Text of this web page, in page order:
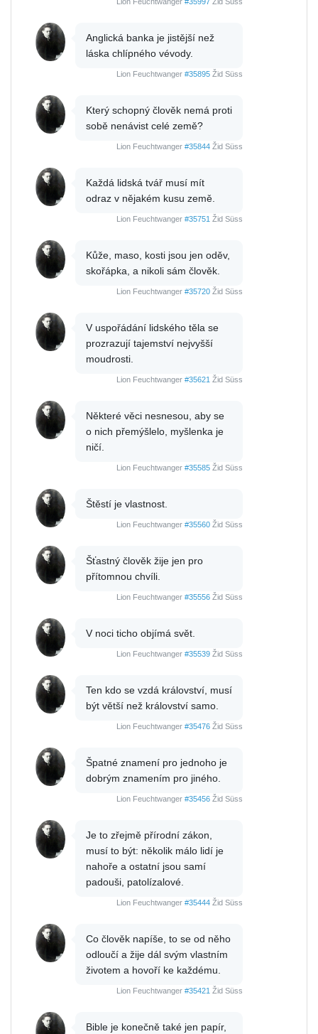
Anglická banka je jistější než
láska chlípného vévody.
Lion Feuchtwanger #35895 Žid Süss
Který schopný člověk nemá proti
sobě nenávist celé země?
Lion Feuchtwanger #35844 Žid Süss
Každá lidská tvář musí mít
odraz v nějakém kusu země.
Lion Feuchtwanger #35751 Žid Süss
Kůže, maso, kosti jsou jen oděv,
skořápka, a nikoli sám člověk.
Lion Feuchtwanger #35720 Žid Süss
V uspořádání lidského těla se
prozrazují tajemství nejvyšší
moudrosti.
Lion Feuchtwanger #35621 Žid Süss
Některé věci nesnesou, aby se
o nich přemýšlelo, myšlenka je
ničí.
Lion Feuchtwanger #35585 Žid Süss
Štěstí je vlastnost.
Lion Feuchtwanger #35560 Žid Süss
Šťastný člověk žije jen pro
přítomnou chvíli.
Lion Feuchtwanger #35556 Žid Süss
V noci ticho objímá svět.
Lion Feuchtwanger #35539 Žid Süss
Ten kdo se vzdá království, musí
být větší než království samo.
Lion Feuchtwanger #35476 Žid Süss
Špatné znamení pro jednoho je
dobrým znamením pro jiného.
Lion Feuchtwanger #35456 Žid Süss
Je to zřejmě přírodní zákon,
musí to být: několik málo lidí je
nahoře a ostatní jsou samí
padouši, patolízalové.
Lion Feuchtwanger #35444 Žid Süss
Co člověk napíše, to se od něho
odloučí a žije dál svým vlastním
životem a hovoří ke každému.
Lion Feuchtwanger #35421 Žid Süss
Bible je konečně také jen papír,